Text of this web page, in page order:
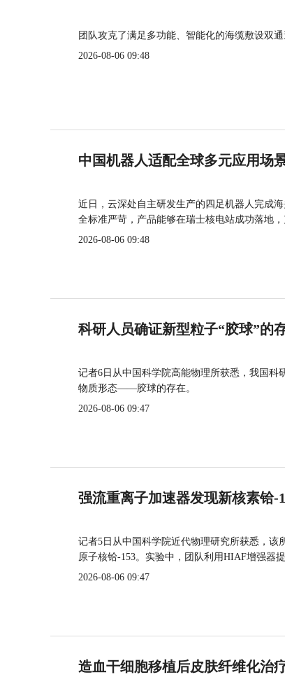
团队攻克了满足多功能、智能化的海缆敷设双
2026-08-06 09:48
中国机器人适配全球多元应用场
近日，云深处自主研发生产的四足机器人完成
全标准严苛，产品能够在瑞士核电站成功落地
2026-08-06 09:48
科研人员确证新型粒子“胶球”的
记者6日从中国科学院高能物理所获悉，我国
物质形态——胶球的存在。
2026-08-06 09:47
强流重离子加速器发现新核素铪-
记者5日从中国科学院近代物理研究所获悉，
原子核铪-153。实验中，团队利用HIAF增强器
2026-08-06 09:47
造血干细胞移植后皮肤纤维化治